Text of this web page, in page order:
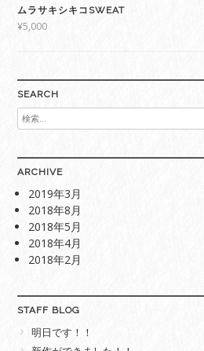
ムラサキシキコSWEAT
¥5,000
SEARCH
検
索:
ARCHIVE
2019年3月
2018年8月
2018年5月
2018年4月
2018年2月
STAFF BLOG
明日です！！